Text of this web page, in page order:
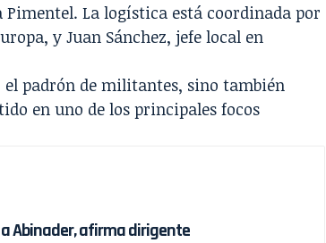
Pimentel. La logística está coordinada por
y Juan Sánchez, jefe local en
padrón de militantes, sino también
en uno de los principales focos
Abinader, afirma dirigente